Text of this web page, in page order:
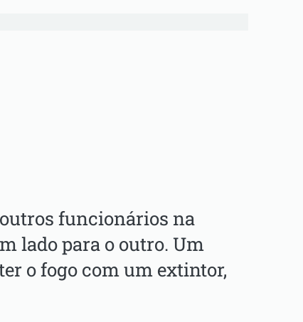
funcionários na
lado para o outro. Um
o fogo com um extintor,